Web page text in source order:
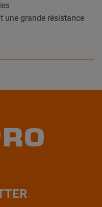
une grande résistance